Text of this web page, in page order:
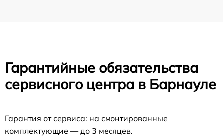
Гарантийные обязательства
сервисного центра в Барнауле
Гарантия от сервиса: на смонтированные
комплектующие — до 3 месяцев.